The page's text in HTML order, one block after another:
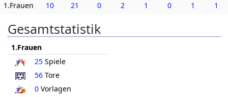
1.Frauen
10 21 0 2 1 0 1 1
Gesamtstatistik
1.Frauen
25 Spiele
56 Tore
0 Vorlagen